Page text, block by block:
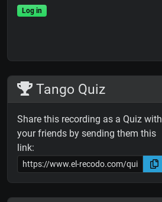
Log in
Tango Quiz
Share this recording as a Quiz with
your friends by sending them this
link: